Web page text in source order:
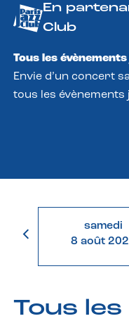
En
Club
Tous les
Envie d’un concert
tous les évènements
samedi
8 août
Tous